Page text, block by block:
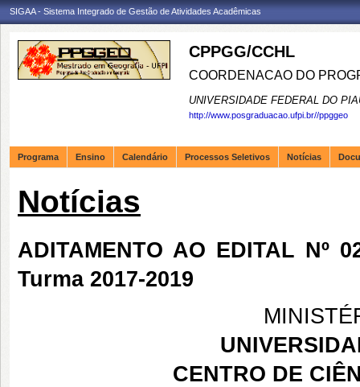
SIGAA - Sistema Integrado de Gestão de Atividades Acadêmicas
CPPGG/CCHL
COORDENACAO DO
UNIVERSIDADE FEDERAL DO
http://www.posgraduacao.ufpi.br//ppggeo
Programa Ensino Calendário Processos Seletivos Notícias
Notícias
ADITAMENTO AO EDITAL Nº
Turma 2017-2019
CENTRO DE